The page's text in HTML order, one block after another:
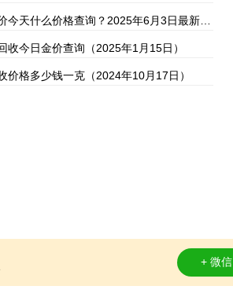
27日）实时报价
今天什么价格查询？2025年6月3日最新价
收今日金价查询（2025年1月15日）
价格多少钱一克（2024年10月17日）
+ 微信